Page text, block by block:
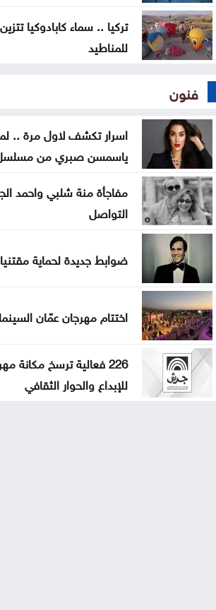
تركيا .. سماء كابادوكيا
للمناطيد
فنون
اسرار تكشف لاول مرة ..
ياسمسن صبري من مسلسل
مفاجأة منة شلبي واحمد
التواصل
ضوابط جديدة لحماية
اختتام مهرجان عمّان
226 فعالية ترسخ
للإبداع والحوار الثقافي